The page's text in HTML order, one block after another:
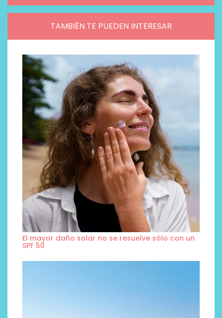
TAMBIÉN TE PUEDEN INTERESAR
El mayor daño solar no se resuelve sólo con un
SPF 50